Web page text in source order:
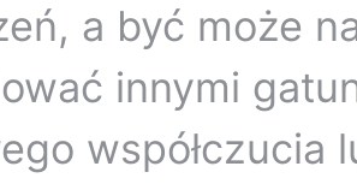
a być może
innymi
współczucia